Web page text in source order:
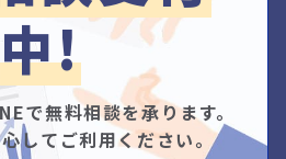
中!
で無料相談を承ります。
してご利用ください。